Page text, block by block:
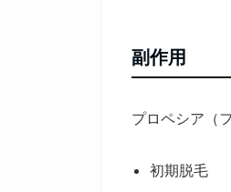
副作用
プロペシア（
初期脱毛